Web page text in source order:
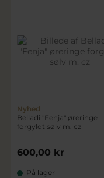
Nyhed
Belladi "Fenja" øreringe
forgyldt sølv m. cz
600,00 kr
På lager